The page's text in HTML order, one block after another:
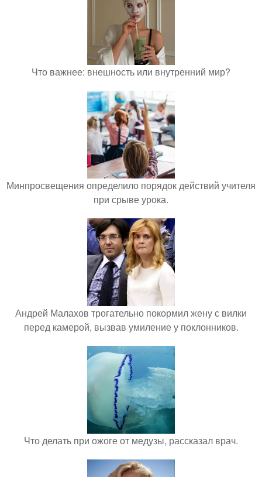
Что важнее: внешность или внутренний мир?
Минпросвещения определило порядок действий учителя
при срыве урока.
Андрей Малахов трогательно покормил жену с вилки
перед камерой, вызвав умиление у поклонников.
Что делать при ожоге от медузы, рассказал врач.